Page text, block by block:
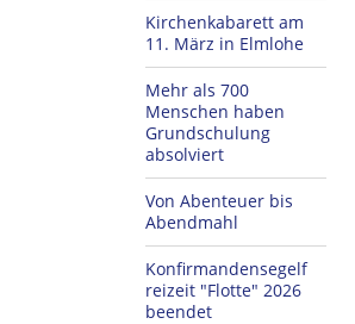
Kirchenkabarett am
11. März in Elmlohe
Mehr als 700
Menschen haben
Grundschulung
absolviert
Von Abenteuer bis
Abendmahl
Konfirmandensegelf
reizeit "Flotte" 2026
beendet